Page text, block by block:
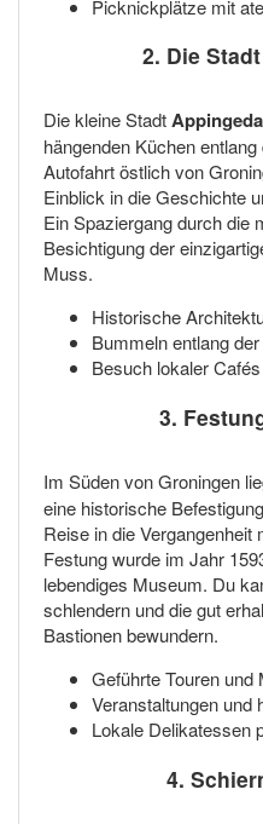
Picknickplätze mit
2. Die
Die kleine Stadt
hängenden Küchen
Autofahrt östlich von
Einblick in die Geschichte
Ein Spaziergang durch die
Besichtigung der
Muss.
Historische
Bummeln entlang
Besuch lokaler
3.
Im Süden von Groningen
eine historische
Reise in die
Festung wurde im Jahr
lebendiges Museum. Du
schlendern und die gut
Bastionen bewundern.
Geführte Touren
Veranstaltungen und
Lokale Delikatessen
4.